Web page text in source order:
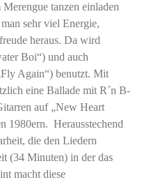
tanzen einladen
sehr viel Energie,
heraus. Da wird
Boi“) und auch
Again“) benutzt. Mit
eine Ballade mit R´n B-
auf „New Heart
1980ern. Herausstechend
die den Liedern
(34 Minuten) in der das
macht diese